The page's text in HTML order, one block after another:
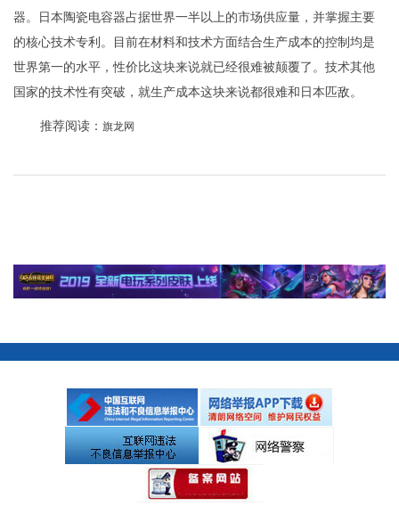
器。日本陶瓷电容器占据世界一半以上的市场供应量，并掌握主要
的核心技术专利。目前在材料和技术方面结合生产成本的控制均是
世界第一的水平，性价比这块来说就已经很难被颠覆了。技术其他
国家的技术性有突破，就生产成本这块来说都很难和日本匹敌。
推荐阅读： 旗龙网